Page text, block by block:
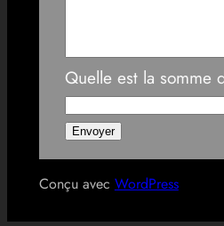
Quelle est la somme
Conçu avec WordPress